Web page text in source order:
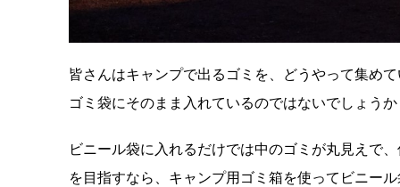
皆さんはキャンプで出るゴミを、どうやって集め
ゴミ袋にそのまま入れているのではないでしょう
ビニール袋に入れるだけでは中のゴミが丸見えで
を目指すなら、キャンプ用ゴミ箱を使ってビニー